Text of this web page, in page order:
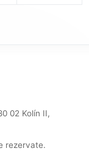
02 Kolín II,
rezervate.